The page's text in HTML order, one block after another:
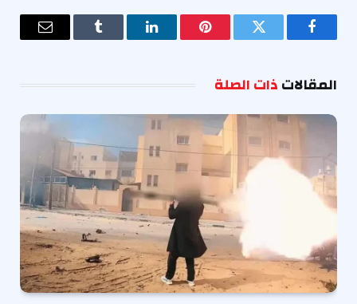
فيسبوك تويتر بينتيريستلينكدإن Tumblr
البريد
المقالاتذات الصلة